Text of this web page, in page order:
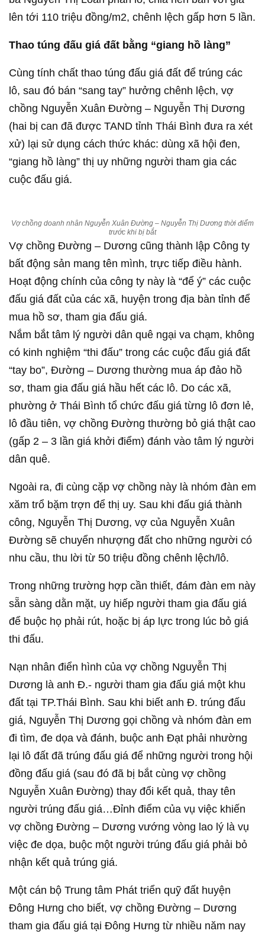
lên tới 110 triệu đồng/m2, chênh lệch gấp hơn 5 lần.
Thao túng đấu giá đất bằng “giang hồ làng”
Cùng tính chất thao túng đấu giá đất để trúng các
lô, sau đó bán “sang tay” hưởng chênh lệch, vợ
chồng Nguyễn Xuân Đường – Nguyễn Thị Dương
(hai bị can đã được TAND tỉnh Thái Bình đưa ra xét
xử) lại sử dụng cách thức khác: dùng xã hội đen,
“giang hồ làng” thị uy những người tham gia các
cuộc đấu giá.
Vợ chồng doanh nhân Nguyễn Xuân Đường – Nguyễn Thị Dương thời điểm
trước khi bị bắt
Vợ chồng Đường – Dương cũng thành lập Công ty
bất động sản mang tên mình, trực tiếp điều hành.
Hoạt động chính của công ty này là “để ý” các cuộc
đấu giá đất của các xã, huyện trong địa bàn tỉnh để
mua hồ sơ, tham gia đấu giá.
Nắm bắt tâm lý người dân quê ngại va chạm, không
có kinh nghiệm “thi đấu” trong các cuộc đấu giá đất
“tay bo”, Đường – Dương thường mua áp đảo hồ
sơ, tham gia đấu giá hầu hết các lô. Do các xã,
phường ở Thái Bình tổ chức đấu giá từng lô đơn lẻ,
lô đầu tiên, vợ chồng Đường thường bỏ giá thật cao
(gấp 2 – 3 lần giá khởi điểm) đánh vào tâm lý người
dân quê.
Ngoài ra, đi cùng cặp vợ chồng này là nhóm đàn em
xăm trổ bặm trợn để thị uy. Sau khi đấu giá thành
công, Nguyễn Thị Dương, vợ của Nguyễn Xuân
Đường sẽ chuyển nhượng đất cho những người có
nhu cầu, thu lời từ 50 triệu đồng chênh lệch/lô.
Trong những trường hợp cần thiết, đám đàn em này
sẵn sàng dằn mặt, uy hiếp người tham gia đấu giá
để buộc họ phải rút, hoặc bị áp lực trong lúc bỏ giá
thi đấu.
Nạn nhân điển hình của vợ chồng Nguyễn Thị
Dương là anh Đ.- người tham gia đấu giá một khu
đất tại TP.Thái Bình. Sau khi biết anh Đ. trúng đấu
giá, Nguyễn Thị Dương gọi chồng và nhóm đàn em
đi tìm, đe dọa và đánh, buộc anh Đạt phải nhường
lại lô đất đã trúng đấu giá để những người trong hội
đồng đấu giá (sau đó đã bị bắt cùng vợ chồng
Nguyễn Xuân Đường) thay đổi kết quả, thay tên
người trúng đấu giá…Đỉnh điểm của vụ việc khiến
vợ chồng Đường – Dương vướng vòng lao lý là vụ
việc đe dọa, buộc một người trúng đấu giá phải bỏ
nhận kết quả trúng giá.
Một cán bộ Trung tâm Phát triển quỹ đất huyện
Đông Hưng cho biết, vợ chồng Đường – Dương
tham gia đấu giá tại Đông Hưng từ nhiều năm nay